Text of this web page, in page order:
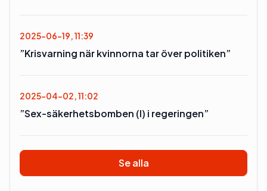
2025-06-19, 11:39
”Krisvarning när kvinnorna tar över politiken”
2025-04-02, 11:02
”Sex-säkerhetsbomben (l) i regeringen”
Se alla